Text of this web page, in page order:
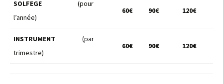
SOLFEGE
(pour
l’année)
60€ 90€ 120€
INSTRUMENT
(par
trimestre)
60€ 90€ 120€